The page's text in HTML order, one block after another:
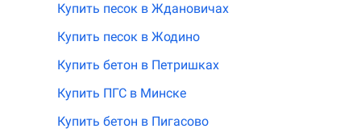
Купить песок в Ждановичах
Купить песок в Жодино
Купить бетон в Петришках
Купить ПГС в Минске
Купить бетон в Пигасово